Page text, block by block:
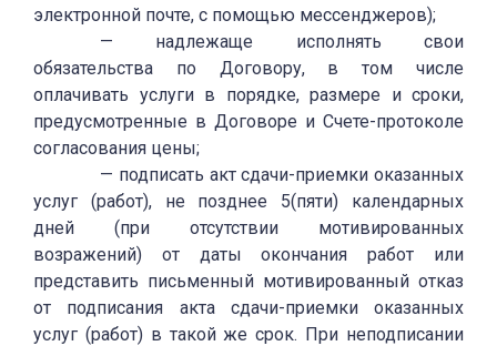
электронной почте, с помощью мессенджеров);
— надлежаще исполнять свои
обязательства по Договору, в том числе
оплачивать услуги в порядке, размере и сроки,
предусмотренные в Договоре и Счете-протоколе
согласования цены;
— подписать акт сдачи-приемки оказанных
услуг (работ), не позднее 5(пяти) календарных
дней (при отсутствии мотивированных
возражений) от даты окончания работ или
представить письменный мотивированный отказ
от подписания акта сдачи-приемки оказанных
услуг (работ) в такой же срок. При неподписании